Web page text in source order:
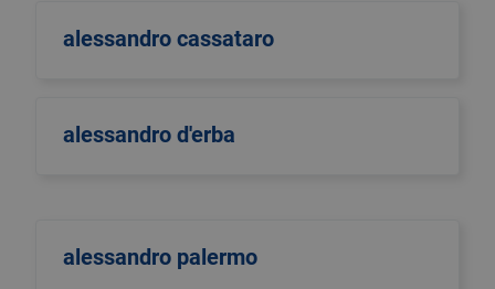
alessandro cassataro
alessandro d'erba
alessandro palermo